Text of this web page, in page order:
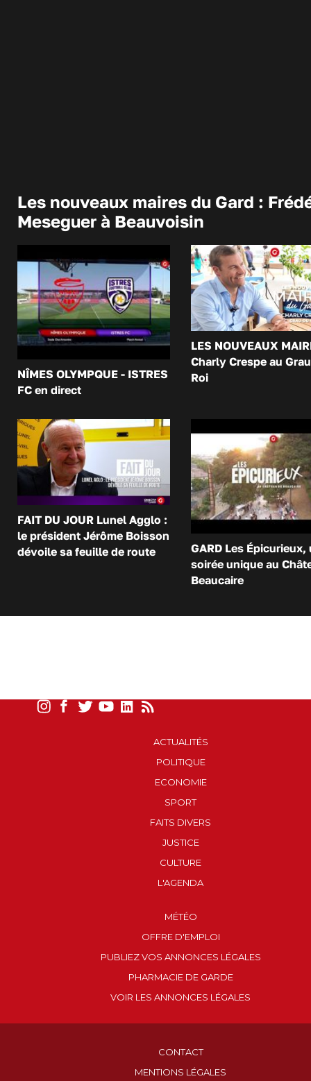
Les nouveaux maires du Gard :
Meseguer à Beauvoisin
NÎMES OLYMPQUE - ISTRES
FC en direct
LES NOUVEAUX
Charly Crespe au
Roi
FAIT DU JOUR Lunel Agglo :
le président Jérôme Boisson
dévoile sa feuille de route
GARD Les Épicurieux,
soirée unique au
Beaucaire
ACTUALITÉS
POLITIQUE
ECONOMIE
SPORT
FAITS DIVERS
JUSTICE
CULTURE
L'AGENDA
MÉTÉO
OFFRE D'EMPLOI
PUBLIEZ VOS ANNONCES LÉGALES
PHARMACIE DE GARDE
VOIR LES ANNONCES LÉGALES
CONTACT
MENTIONS LÉGALES